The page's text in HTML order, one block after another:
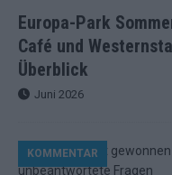
Europa-Park
Café und
Überblick
Juni 2026
KOMMENTAR